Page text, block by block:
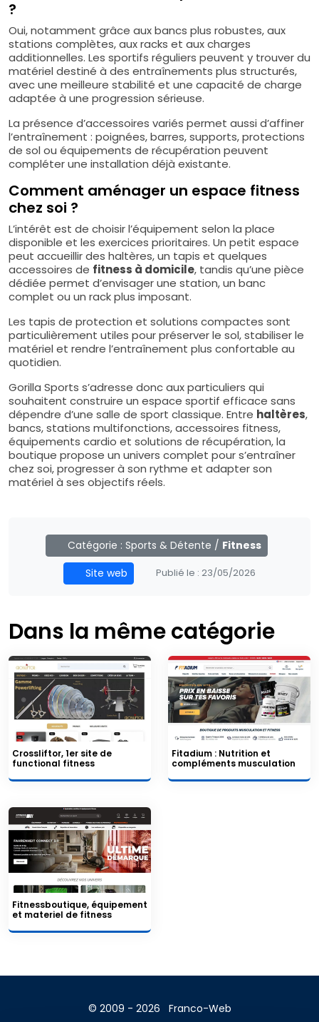
?
Oui, notamment grâce aux bancs plus robustes, aux
stations complètes, aux racks et aux charges
additionnelles. Les sportifs réguliers peuvent y trouver du
matériel destiné à des entraînements plus structurés,
avec une meilleure stabilité et une capacité de charge
adaptée à une progression sérieuse.
La présence d’accessoires variés permet aussi d’affiner
l’entraînement : poignées, barres, supports, protections
de sol ou équipements de récupération peuvent
compléter une installation déjà existante.
Comment aménager un espace fitness
chez soi ?
L’intérêt est de choisir l’équipement selon la place
disponible et les exercices prioritaires. Un petit espace
peut accueillir des haltères, un tapis et quelques
accessoires de fitness à domicile, tandis qu’une pièce
dédiée permet d’envisager une station, un banc
complet ou un rack plus imposant.
Les tapis de protection et solutions compactes sont
particulièrement utiles pour préserver le sol, stabiliser le
matériel et rendre l’entraînement plus confortable au
quotidien.
Gorilla Sports s’adresse donc aux particuliers qui
souhaitent construire un espace sportif efficace sans
dépendre d’une salle de sport classique. Entre haltères,
bancs, stations multifonctions, accessoires fitness,
équipements cardio et solutions de récupération, la
boutique propose un univers complet pour s’entraîner
chez soi, progresser à son rythme et adapter son
matériel à ses objectifs réels.
Catégorie : Sports & Détente / Fitness
Site web
Publié le : 23/05/2026
Dans la même catégorie
Crossliftor, 1er site de
functional fitness
Fitadium : Nutrition et
compléments musculation
Fitnessboutique, équipement
et materiel de fitness
© 2009 - 2026 Franco-Web